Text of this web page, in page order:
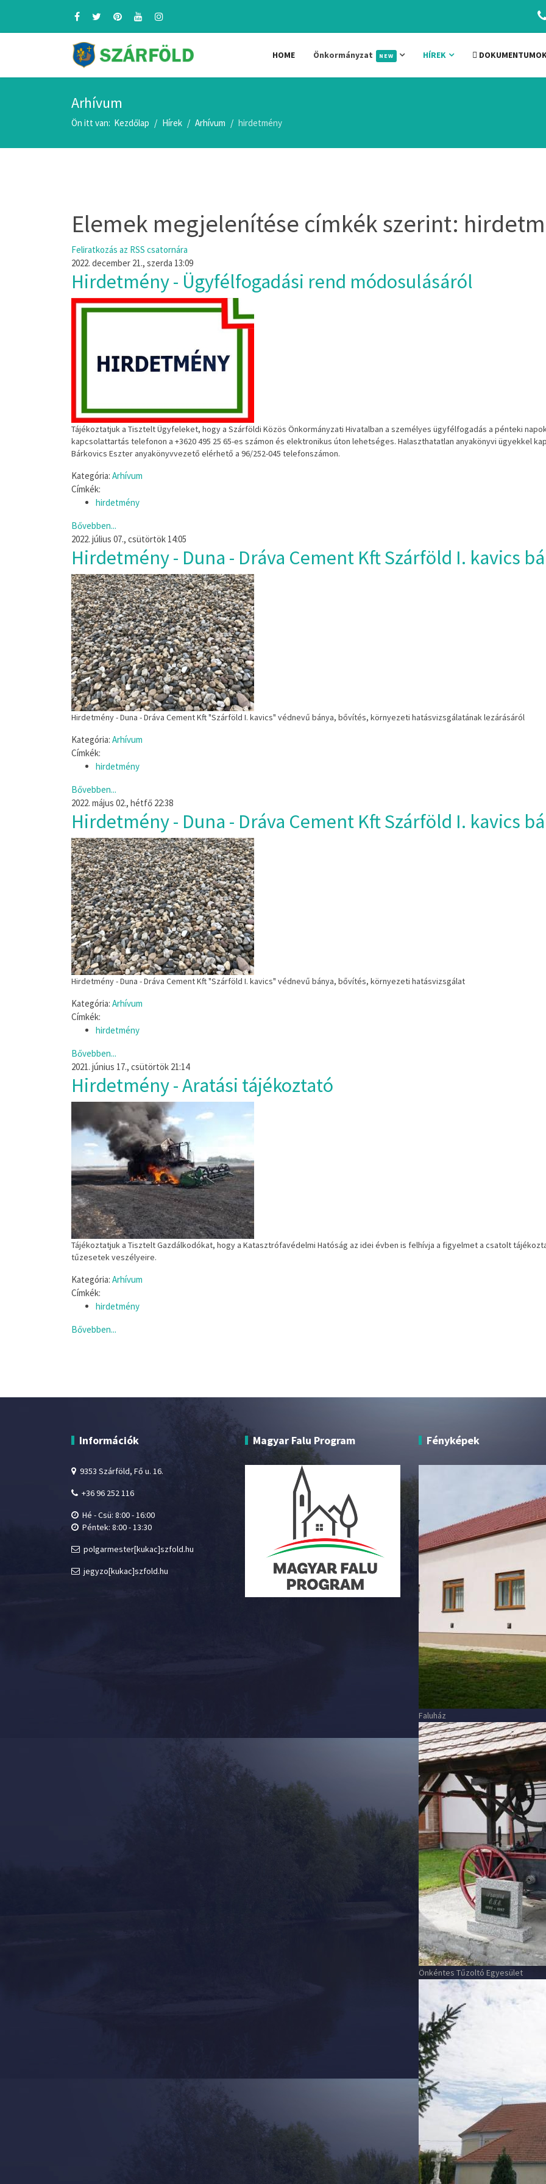
HOME Önkormányzat NEW HÍREK
Arhívum
Ön itt van: Kezdőlap Hírek Arhívum hirdetmény
Elemek megjelenítése címkék szerint:
Feliratkozás az RSS csatornára
2022. december 21., szerda 13:09
Hirdetmény - Ügyfélfogadási rend módosulásáról
Tájékoztatjuk a TiszteltÜgyfeleket, hogy a Szárföldi Közös Önkormányzati Hivatalban a személyes ügyfélfogadás a pénteki
kapcsolattartás telefonon a +3620495 25 65-es számon és elektronikus úton lehetséges. Halaszthatatlan anyakönyvi ügyekkelkap
Bárkovics Eszter anyakönyvvezető elérhető a 96/252-045 telefonszámon.
Kategória: Arhívum
Címkék:
hirdetmény
Bővebben...
2022. július 07., csütörtök 14:05
Hirdetmény - Duna - Dráva Cement Kft Szárföld I. kavics
Hirdetmény - Duna - Dráva Cement Kft "Szárföld I. kavics" védnevű bánya, bővítés, környezeti hatásvizsgálatának lezárásáról
Kategória: Arhívum
Címkék:
hirdetmény
Bővebben...
2022. május 02., hétfő 22:38
Hirdetmény - Duna - Dráva Cement Kft Szárföld I. kavics
Hirdetmény - Duna - Dráva Cement Kft "Szárföld I. kavics" védnevű bánya, bővítés, környezeti hatásvizsgálat
Kategória: Arhívum
Címkék:
hirdetmény
Bővebben...
2021. június 17., csütörtök 21:14
Hirdetmény - Aratási tájékoztató
Tájékoztatjuk a Tisztelt Gazdálkodókat, hogy a Katasztrófavédelmi Hatóság az idei évben is felhívja a figyelmet a csatolt
tűzesetek veszélyeire.
Kategória: Arhívum
Címkék:
hirdetmény
Bővebben...
Információk
9353 Szárföld, Fő u. 16.
+36 96 252 116
Hé - Csü: 8:00 - 16:00
Péntek: 8:00 - 13:30
polgarmester[kukac]szfold.hu
jegyzo[kukac]szfold.hu
Magyar Falu Program Fényképek
Faluház
Önkéntes Tűzoltó Egyesület